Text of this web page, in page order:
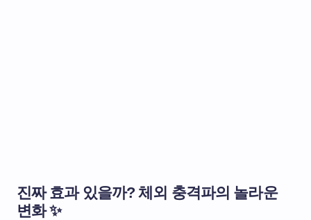
진짜 효과 있을까? 체외 충격파의 놀라운
변화 ✨